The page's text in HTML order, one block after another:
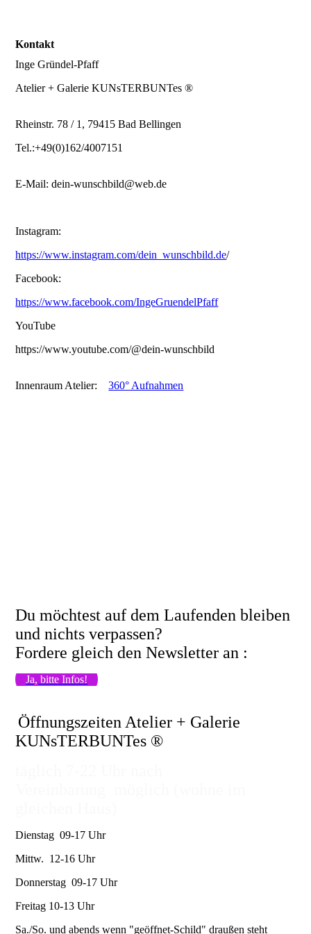
Kontakt
Inge Gründel-Pfaff
Atelier + Galerie KUNsTERBUNTes ®
Rheinstr. 78 / 1, 79415 Bad Bellingen
Tel.:+49(0)162/4007151
E-Mail: dein-wunschbild@web.de
Instagram:
https://www.instagram.com/dein_wunschbild.de/
Facebook:
https://www.facebook.com/IngeGruendelPfaff
YouTube
https://www.youtube.com/@dein-wunschbild
Innenraum Atelier: 360° Aufnahmen
Du möchtest auf dem Laufenden bleiben
und nichts verpassen?
Fordere gleich den Newsletter an :
Ja, bitte Infos!
Öffnungszeiten Atelier + Galerie
KUNsTERBUNTes ®
Dienstag 09-17 Uhr
Mittw. 12-16 Uhr
Donnerstag 09-17 Uhr
Freitag 10-13 Uhr
Sa./So. und abends wenn "geöffnet-Schild" draußen steht